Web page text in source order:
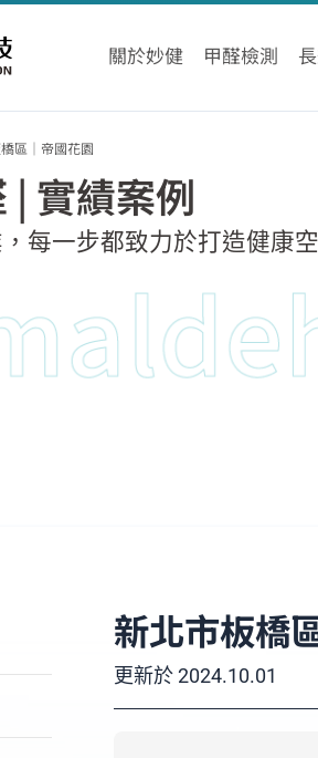
關於妙健 甲醛檢測
區｜帝國花園
| 實績案例
每一步都致力於打造健康空
新北市板橋
更新於2024.10.01